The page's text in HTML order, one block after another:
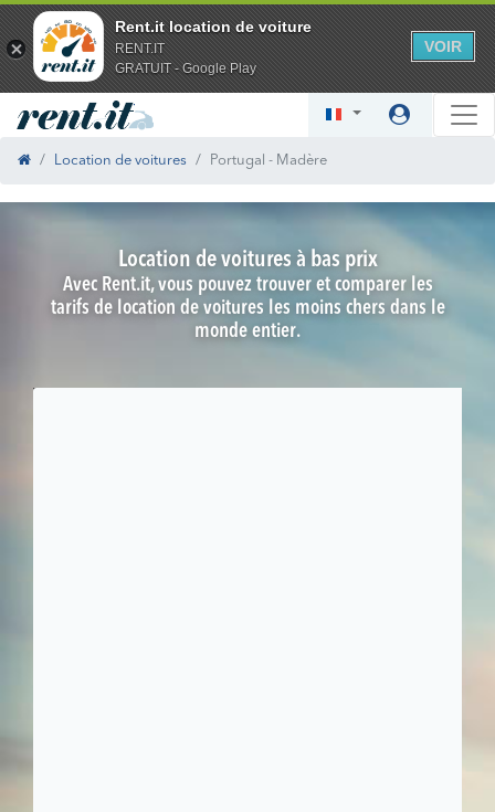
Rent.it location de voiture
RENT.IT
GRATUIT - Google Play
VOIR
Location de voitures Portugal - Madère
Location de voitures à bas prix
Avec Rent.it, vous pouvez trouver et comparer les
tarifs de location de voitures les moins chers dans le
monde entier.